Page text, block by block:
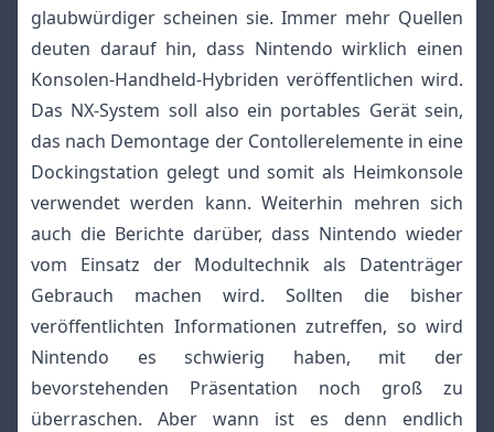
glaubwürdiger scheinen sie. Immer mehr Quellen
deuten darauf hin, dass Nintendo wirklich einen
Konsolen-Handheld-Hybriden veröffentlichen wird.
Das NX-System soll also ein portables Gerät sein,
das nach Demontage der Contollerelemente in eine
Dockingstation gelegt und somit als Heimkonsole
verwendet werden kann. Weiterhin mehren sich
auch die Berichte darüber, dass Nintendo wieder
vom Einsatz der Modultechnik als Datenträger
Gebrauch machen wird. Sollten die bisher
veröffentlichten Informationen zutreffen, so wird
Nintendo es schwierig haben, mit der
bevorstehenden Präsentation noch groß zu
überraschen. Aber wann ist es denn endlich